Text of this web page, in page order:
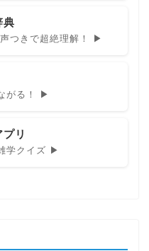
典
つきで超絶理解！ ▶
がる！ ▶
リ
学クイズ ▶